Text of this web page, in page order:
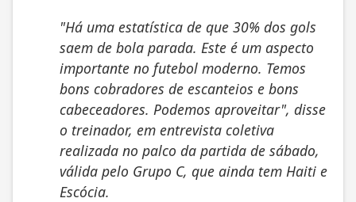
"Há uma estatística de que 30% dos gols
saem de bola parada. Este é um aspecto
importante no futebol moderno. Temos
bons cobradores de escanteios e bons
cabeceadores. Podemos aproveitar", disse
o treinador, em entrevista coletiva
realizada no palco da partida de sábado,
válida pelo Grupo C, que ainda tem Haiti e
Escócia.